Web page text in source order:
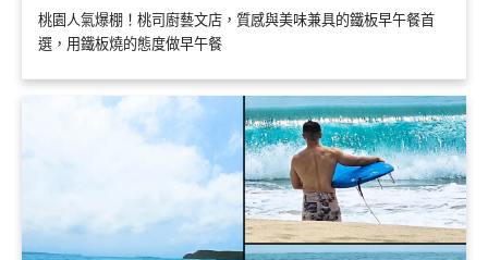
桃園人氣爆棚！桃司廚藝文店，質感與美味兼具的鐵板早午餐首
選，用鐵板燒的態度做早午餐